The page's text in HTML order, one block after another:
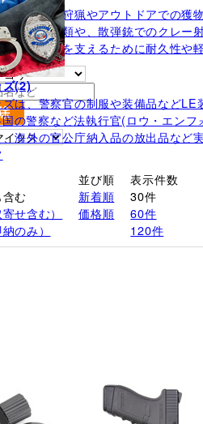
用品は、狩猟やアウトドアでの獲
トなど衣類や、散弾銃でのクレー
での行動を支えるために耐久性や
ー
ズ(2)
は、警察官の制服や装備品など
の警察など法執行官(ロウ・エン
海外の官公庁納入品の放出品など
む
せ含む）
のみ）
並び順
新着順
価格順
表示件数
30件
60件
120件